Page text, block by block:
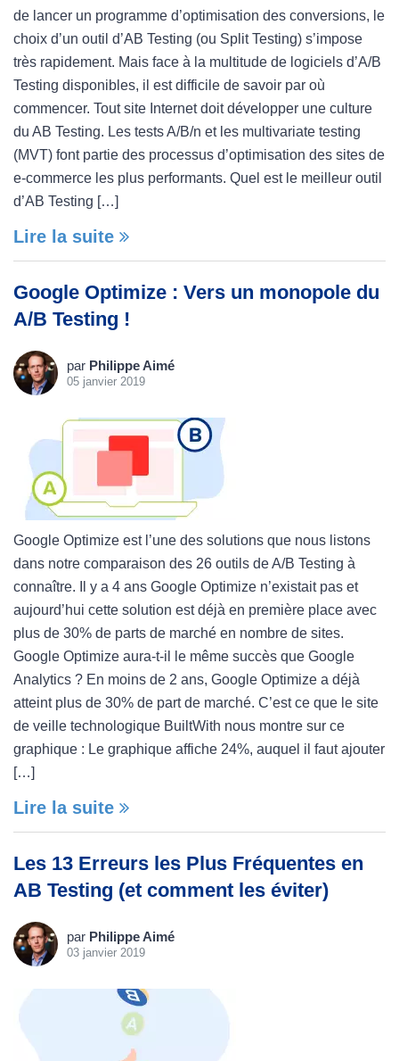
de lancer un programme d’optimisation des conversions, le
choix d’un outil d’AB Testing (ou Split Testing) s’impose
très rapidement. Mais face à la multitude de logiciels d’A/B
Testing disponibles, il est difficile de savoir par où
commencer. Tout site Internet doit développer une culture
du AB Testing. Les tests A/B/n et les multivariate testing
(MVT) font partie des processus d’optimisation des sites de
e-commerce les plus performants. Quel est le meilleur outil
d’AB Testing […]
Lire la suite
Google Optimize : Vers un monopole du
A/B Testing !
par Philippe Aimé
05 janvier 2019
Google Optimize est l’une des solutions que nous listons
dans notre comparaison des 26 outils de A/B Testing à
connaître. Il y a 4 ans Google Optimize n’existait pas et
aujourd’hui cette solution est déjà en première place avec
plus de 30% de parts de marché en nombre de sites.
Google Optimize aura-t-il le même succès que Google
Analytics ? En moins de 2 ans, Google Optimize a déjà
atteint plus de 30% de part de marché. C’est ce que le site
de veille technologique BuiltWith nous montre sur ce
graphique : Le graphique affiche 24%, auquel il faut ajouter
[…]
Lire la suite
Les 13 Erreurs les Plus Fréquentes en
AB Testing (et comment les éviter)
par Philippe Aimé
03 janvier 2019